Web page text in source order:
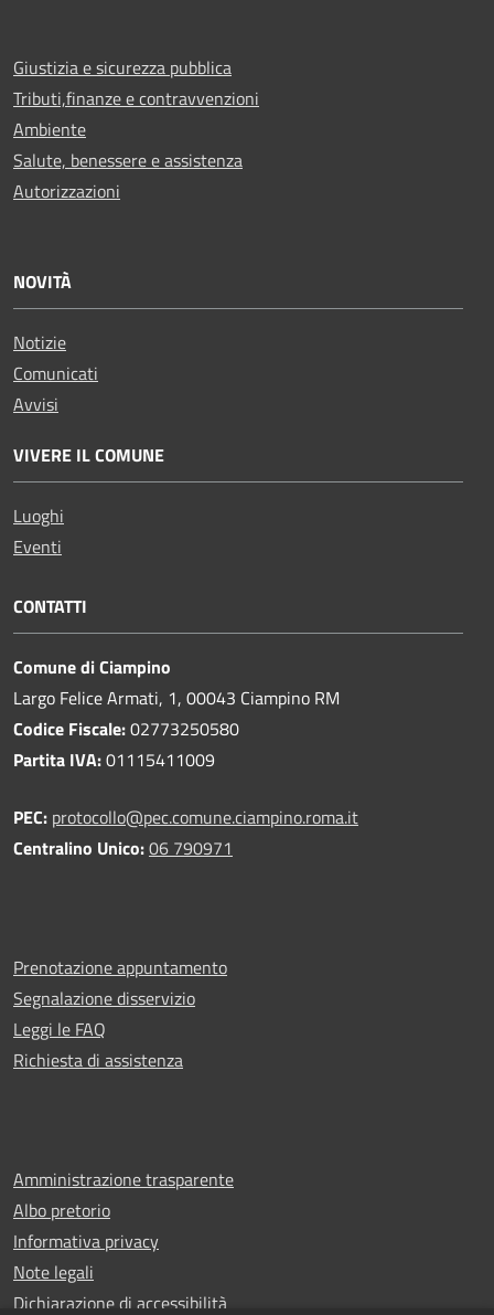
Giustizia e sicurezza pubblica
Tributi,finanze e contravvenzioni
Ambiente
Salute, benessere e assistenza
Autorizzazioni
NOVITÀ
Notizie
Comunicati
Avvisi
VIVERE IL COMUNE
Luoghi
Eventi
CONTATTI
Comune di Ciampino
Largo Felice Armati, 1, 00043 Ciampino RM
Codice Fiscale:02773250580
Partita IVA:01115411009
PEC: protocollo@pec.comune.ciampino.roma.it
Centralino Unico:06 790971
Prenotazione appuntamento
Segnalazione disservizio
Leggi le FAQ
Richiesta di assistenza
Amministrazione trasparente
Albo pretorio
Informativa privacy
Note legali
Dichiarazione di accessibilità